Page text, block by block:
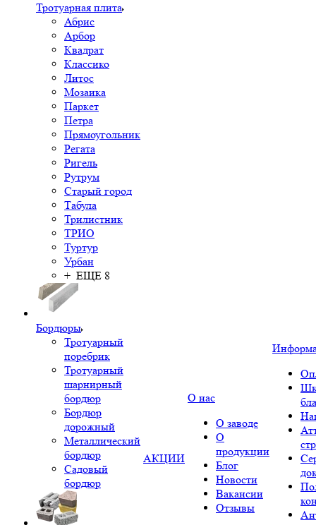
Тротуарная плита
Абрис
Арбор
Квадрат
Классико
Литос
Мозаика
Паркет
Петра
Прямоугольник
Регата
Ригель
Рутрум
Старый город
Табула
Трилистник
ТРИО
Туртур
Урбан
+ ЕЩЕ 8
Бордюры
Тротуарный
поребрик
Тротуарный
шарнирный
бордюр
Бордюр
дорожный
Металлический
бордюр
Садовый
бордюр
АКЦИИ
О нас
О заводе
О
продукции
Блог
Новости
Вакансии
Отзывы